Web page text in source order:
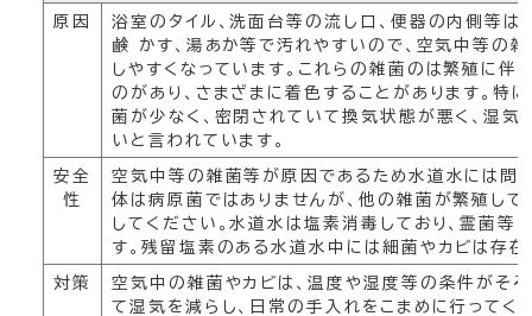
原因
浴室のタイル、洗面台等の流し口、便器の内側等は
鹸 かす、湯あか等で汚れやすいので、空気中等の雑
しやすくなっています。これらの雑菌のは繁殖に伴
のがあり、さまざまに着色することがあります。特
菌が少なく、密閉されていて換気状態が悪く、湿
いと言われています。
安全
性
空気中等の雑菌等が原因であるため水道水には問
体は病原菌ではありませんが、他の雑菌が繁殖し
してください。水道水は塩素消毒しており、霊菌
す。残留塩素のある水道水中には細菌やカビは存在
対策
空気中の雑菌やカビは、温度や湿度等の条件がそ
て湿気を減らし、日常の手入れをこまめに行ってく